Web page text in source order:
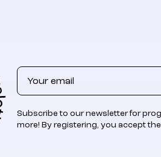
Email
Subscribe to our newsletter for
more! By registering, you accept